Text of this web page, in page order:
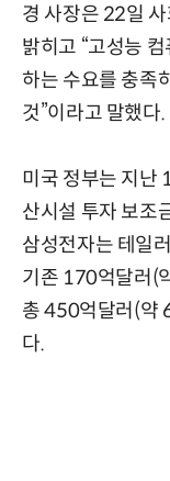
경 사장은 22일
밝히고 “고성능
하는 수요를 충족
것”이라고 말했다.
미국 정부는 지난
산시설 투자 보조
삼성전자는 테일
기존 170억달러(
총 450억달러(약
다.